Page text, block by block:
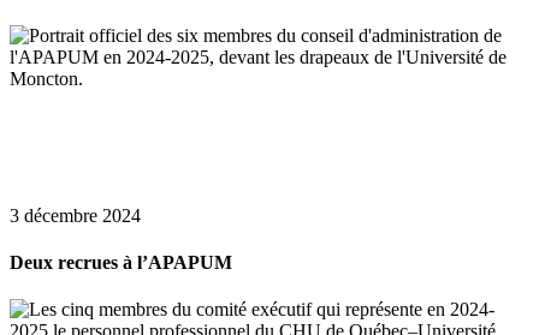
3 décembre 2024
Deux recrues à l’APAPUM